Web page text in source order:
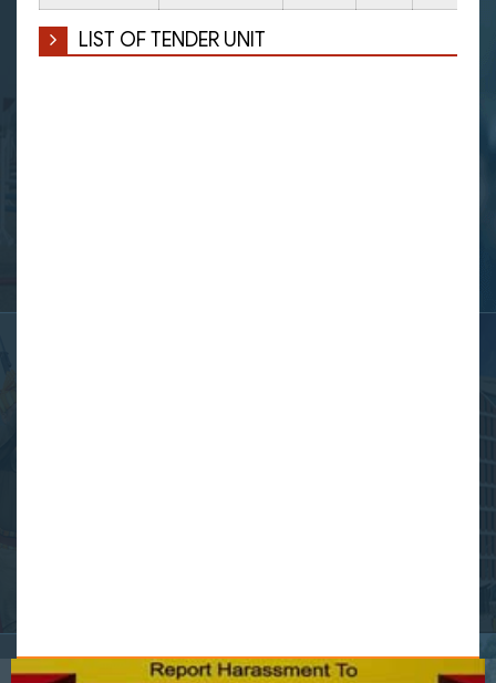
LIST OF TENDER UNIT